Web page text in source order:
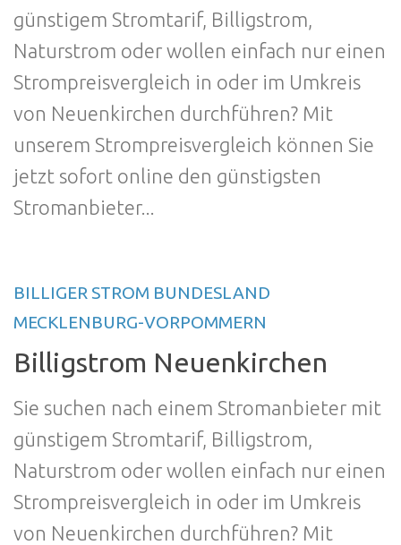
günstigem Stromtarif, Billigstrom,
Naturstrom oder wollen einfach nur einen
Strompreisvergleich in oder im Umkreis
von Neuenkirchen durchführen? Mit
unserem Strompreisvergleich können Sie
jetzt sofort online den günstigsten
Stromanbieter...
BILLIGER STROM BUNDESLAND
MECKLENBURG-VORPOMMERN
Billigstrom Neuenkirchen
Sie suchen nach einem Stromanbieter mit
günstigem Stromtarif, Billigstrom,
Naturstrom oder wollen einfach nur einen
Strompreisvergleich in oder im Umkreis
von Neuenkirchen durchführen? Mit